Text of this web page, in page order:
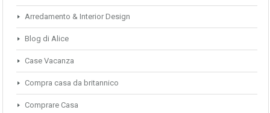
Arredamento & Interior Design
Blog di Alice
Case Vacanza
Compra casa da britannico
Comprare Casa